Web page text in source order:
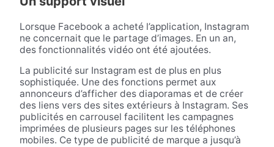
Lorsque Facebook a acheté l’application, Instagram
ne concernait que le partage d’images. En un an,
des fonctionnalités vidéo ont été ajoutées.
La publicité sur Instagram est de plus en plus
sophistiquée. Une des fonctions permet aux
annonceurs d’afficher des diaporamas et de créer
des liens vers des sites extérieurs à Instagram. Ses
publicités en carrousel facilitent les campagnes
imprimées de plusieurs pages sur les téléphones
mobiles. Ce type de publicité de marque a jusqu’à